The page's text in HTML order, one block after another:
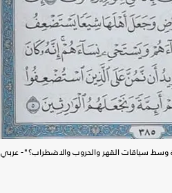
سياقات القهر والحروب والاضطراب؟"- عربي21